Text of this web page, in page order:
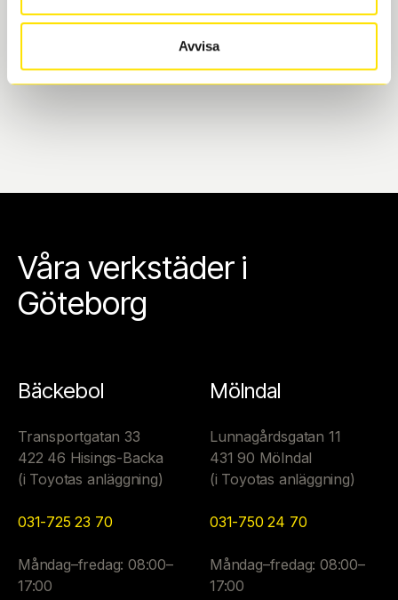
Avvisa
Mölndal. I beställningen anger du datum och tid för
vi till att de uppfyller alla krav för en säker körning.
Våra verkstäder i
Göteborg
Bäckebol
Transportgatan 33
422 46 Hisings-Backa
(i Toyotas anläggning)
031-725 23 70
Måndag–fredag: 08:00–
17:00
Mölndal
Lunnagårdsgatan 11
431 90 Mölndal
(i Toyotas anläggning)
031-750 24 70
Måndag–fredag: 08:00–
17:00